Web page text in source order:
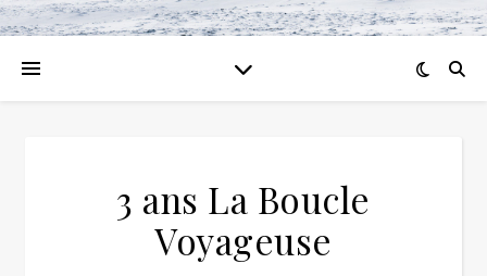
3 ans La Boucle
Voyageuse